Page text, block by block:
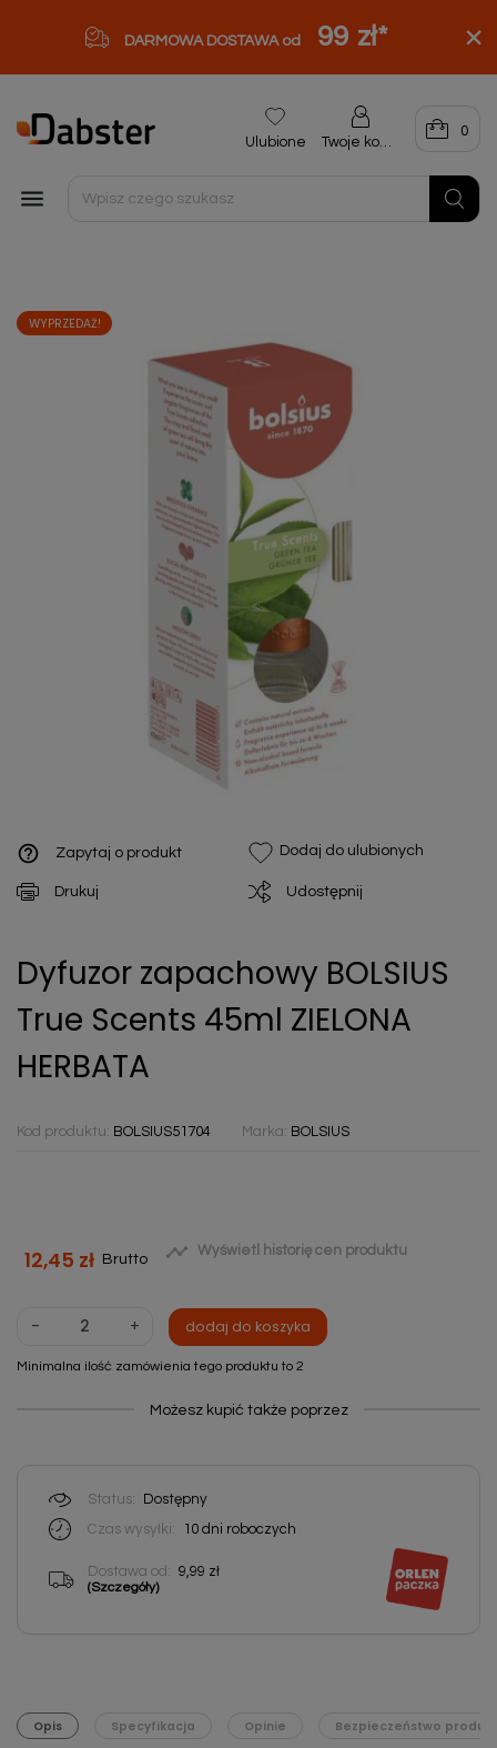
DARMOWA DOSTAWA od 99 zł*

Ulubione Twoje konto
0
WYPRZEDAŻ!
help_outline Zapytaj o produkt Dodaj do ulubionych
Drukuj Udostępnij
Dyfuzor zapachowy BOLSIUS
True Scents 45ml ZIELONA
HERBATA
Kod produktu: BOLSIUS51704 Marka: BOLSIUS
12,45 zł Brutto  Wyświetl historię cen produktu
- + dodaj do koszyka
Minimalna ilość zamówienia tego produktu to 2
Możesz kupić także poprzez
Status:
Dostępny
Czas wysyłki:
10 dni roboczych
Dostawa od: 9,99 zł
(Szczegóły)
Opis Specyfikacja Opinie Bezpieczeństwo